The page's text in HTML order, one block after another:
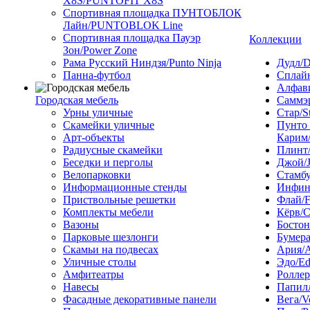
Спортивная площадка ПУНТОБЛОК
Лайн/PUNTOBLOK Line
Спортивная площадка Пауэр
Зон/Power Zone
Рама Русский Ниндзя/Punto Ninja
Панна-футбол
Городская мебель
Урны уличные
Скамейки уличные
Арт-объекты
Радиусные скамейки
Беседки и перголы
Велопарковки
Информационные стенды
Приствольные решетки
Комплекты мебели
Вазоны
Парковые шезлонги
Скамьи на подвесах
Уличные столы
Амфитеатры
Навесы
Фасадные декоративные панели
Коллекции
Дудл/
Стар/
Пунто
Джой/
Флай/
Кёрв/
Ария/
Эдо/
Вега/